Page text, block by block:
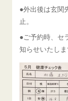
●外出後は玄関
止。
●ご予約時、セ
知らせいたしま